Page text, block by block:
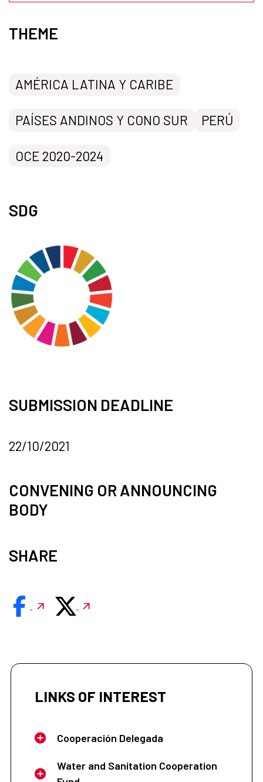
THEME
AMÉRICA LATINA Y CARIBE
PAÍSES ANDINOS Y CONO SUR PERÚ
OCE 2020-2024
SDG
SUBMISSION DEADLINE
22/10/2021
CONVENING OR ANNOUNCING
BODY
SHARE
LINKS OF INTEREST
Cooperación Delegada
Water and Sanitation Cooperation